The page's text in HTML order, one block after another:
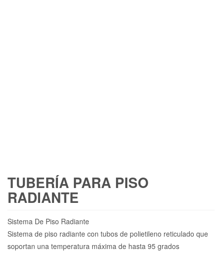
TUBERÍA PARA PISO
RADIANTE
Sistema De Piso Radiante
Sistema de piso radiante con tubos de polietileno reticulado que
soportan una temperatura máxima de hasta 95 grados